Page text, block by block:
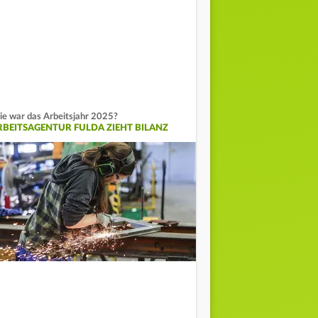
war das Arbeitsjahr 2025?
FULDA ZIEHT BILANZ